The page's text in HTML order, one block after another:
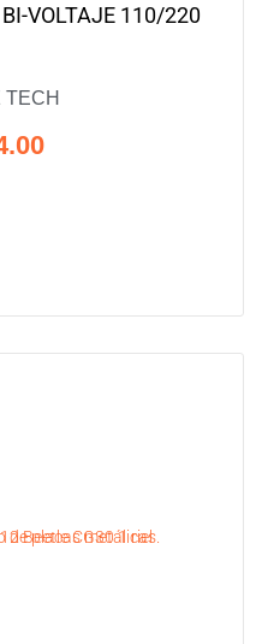
VOLTAJE 110/220
TECH